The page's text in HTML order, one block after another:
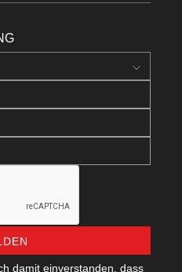
damit einverstanden, dass